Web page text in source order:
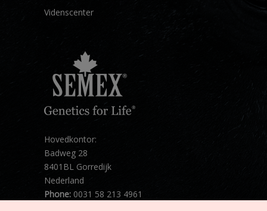
Videnscenter
Hovedkontor:
Badweg 28
8401BL Gorredijk
Nederland
Phone: 0031 58 213 4961